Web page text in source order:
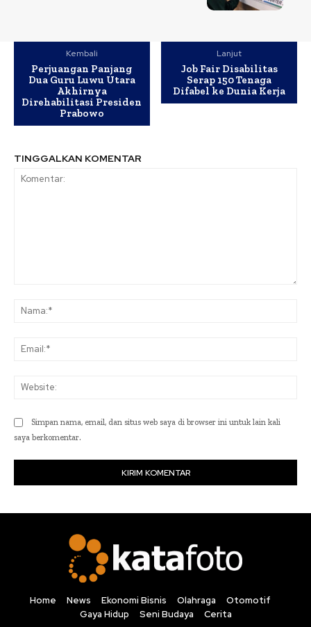
Kembali
Perjuangan Panjang
Dua Guru Luwu Utara
Akhirnya
Direhabilitasi Presiden
Prabowo
Lanjut
Job Fair Disabilitas
Serap 150 Tenaga
Difabel ke Dunia Kerja
TINGGALKAN KOMENTAR
Simpan nama, email, dan situs web saya di browser ini untuk lain kali
saya berkomentar.
Home News Ekonomi Bisnis Olahraga
Otomotif
Gaya Hidup
Seni Budaya Cerita